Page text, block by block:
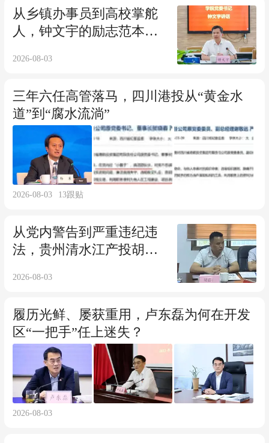
从乡镇办事员到高校掌舵
人，钟文宇的励志范本，
2026-08-03
三年六任高管落马，四川港投从“黄金水
道”到“腐水流淌”
2026-08-03 13跟贴
从党内警告到严重违纪违
法，贵州清水江产投胡必
2026-08-03
履历光鲜、屡获重用，卢东磊为何在开发
区“一把手”任上迷失？
2026-08-03